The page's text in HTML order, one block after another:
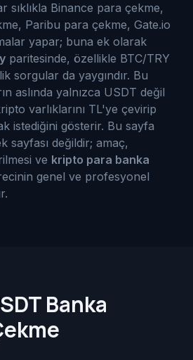
sıklıkla Binance para çekme,
Paribu para çekme, Gate.io
yapar; buna ek olarak
paritesinde, özellikle BTC/TRY
sorgular da yaygındır. Bu
aslında yalnızca USDT değil
varlıklarını TL'ye çevirip
istediğini gösterir. Bu sayfa
sayfası değildir; amaç,
ve kripto para banka
genel ve profesyonel
Banka